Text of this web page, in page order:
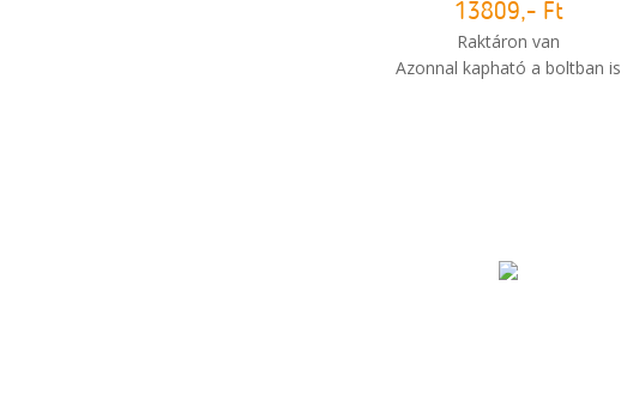
13809,- Ft
Raktáron van
Azonnal kapható a boltban is